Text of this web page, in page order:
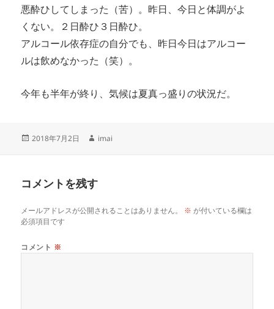
悪酔ひしてしまった（苦）。昨日、今日と体調がよ
くない。２日酔ひ３日酔ひ。
アルコール依存症の自分でも、昨日今日はアルコー
ルは飲めなかった（笑）。
今年も半年が終り、気候は夏真っ盛りの状況だ。
投
2018年7月2日
作
imai
コメントを残す
メールアドレスが公開されることはありません。 ※ が付いている欄は
必須項目です
コメント ※